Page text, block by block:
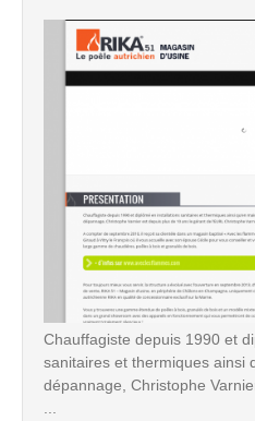
Chauffagiste depuis 1990 et
sanitaires et thermiques ainsi
dépannage, Christophe
...